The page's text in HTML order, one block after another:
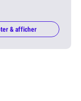
& afficher